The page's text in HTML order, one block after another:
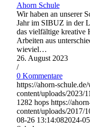
Ahorn Schule
Wir haben an unserer
Jahr im SIBUZ in der
das vielfältige kreative
Arbeiten aus
wieviel…
26. August 2023
/
0 Kommentare
https://ahorn-
content/uploads/2023/
1282 hops https://
content/uploads/2017/
08-26 13:14:082024-